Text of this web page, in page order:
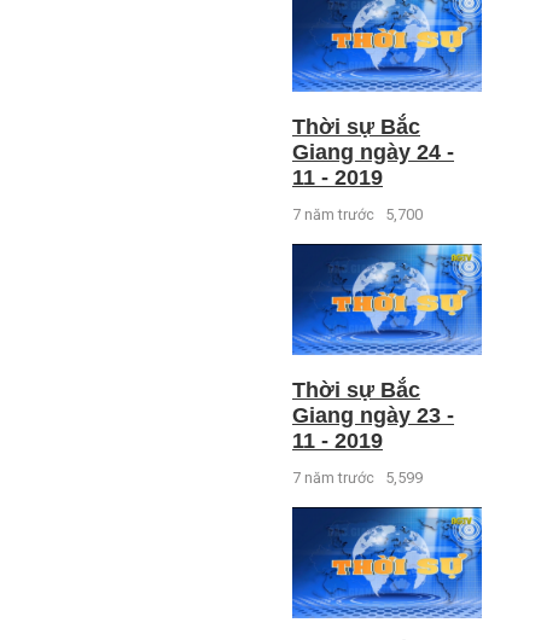
Thời sự Bắc
Giang ngày 24 -
11 - 2019
7 năm trước 5,700
Thời sự Bắc
Giang ngày 23 -
11 - 2019
7 năm trước 5,599